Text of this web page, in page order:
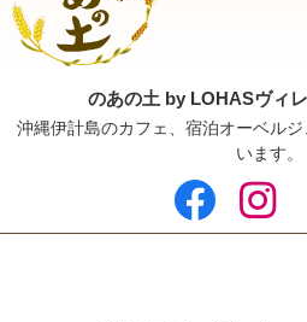
のあの土 by LOHASヴィ
沖縄伊計島のカフェ、宿泊オーベル
います。